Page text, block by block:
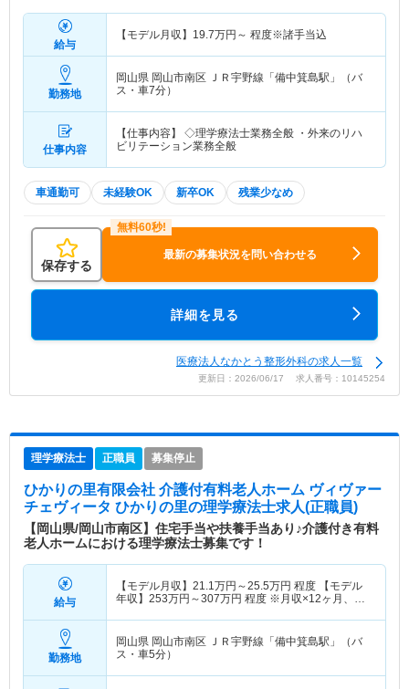
給与
【モデル月収】 19.7万円～ 程度※諸手当込
勤務地
岡山県 岡山市南区 ＪＲ宇野線「備中箕島駅」（バ
ス・車7分）
仕事内容
【仕事内容】 ◇理学療法士業務全般 ・外来のリハ
ビリテーション業務全般
車通勤可 未経験OK 新卒OK 残業少なめ
保存する
最新の募集状況を問い合わせる
詳細を見る
医療法人なかとう整形外科の求人一覧
更新日：2026/06/17 求人番号：10145254
理学療法士 正職員 募集停止
ひかりの里有限会社 介護付有料老人ホーム ヴィヴァー
チェヴィータ ひかりの里の理学療法士求人(正職員)
【岡山県/岡山市南区】住宅手当や扶養手当あり♪介護付き有料
老人ホームにおける理学療法士募集です！
給与
【モデル月収】 21.1万円～25.5万円 程度 【モデル
年収】 253万円～307万円 程度 ※月収×12ヶ月、賞
勤務地
岡山県 岡山市南区 ＪＲ宇野線「備中箕島駅」（バ
ス・車5分）